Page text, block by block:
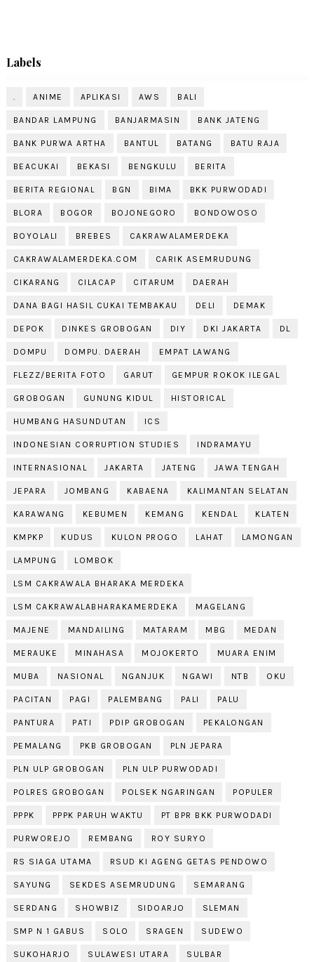
Labels
ANIME APLIKASI AWS BALI
BANDAR LAMPUNG BANJARMASIN BANK JATENG
BANK PURWA ARTHA BANTUL BATANG BATU RAJA
BEACUKAI BEKASI BENGKULU BERITA
BERITA REGIONAL BGN BIMA BKK PURWODADI
BLORA BOGOR BOJONEGORO BONDOWOSO
BOYOLALI BREBES CAKRAWALAMERDEKA
CAKRAWALAMERDEKA.COM CARIK ASEMRUDUNG
CIKARANG CILACAP CITARUM DAERAH
DANA BAGI HASIL CUKAI TEMBAKAU DELI DEMAK
DEPOK DINKES GROBOGAN DIY DKI JAKARTA DL
DOMPU DOMPU. DAERAH EMPAT LAWANG
FLEZZ/BERITA FOTO GARUT GEMPUR ROKOK ILEGAL
GROBOGAN GUNUNG KIDUL HISTORICAL
HUMBANG HASUNDUTAN ICS
INDONESIAN CORRUPTION STUDIES INDRAMAYU
INTERNASIONAL JAKARTA JATENG JAWA TENGAH
JEPARA JOMBANG KABAENA KALIMANTAN SELATAN
KARAWANG KEBUMEN KEMANG KENDAL KLATEN
KMPKP KUDUS KULON PROGO LAHAT LAMONGAN
LAMPUNG LOMBOK
LSM CAKRAWALA BHARAKA MERDEKA
LSM CAKRAWALABHARAKAMERDEKA MAGELANG
MAJENE MANDAILING MATARAM MBG MEDAN
MERAUKE MINAHASA MOJOKERTO MUARA ENIM
MUBA NASIONAL NGANJUK NGAWI NTB OKU
PACITAN PAGI PALEMBANG PALI PALU
PANTURA PATI PDIP GROBOGAN PEKALONGAN
PEMALANG PKB GROBOGAN PLN JEPARA
PLN ULP GROBOGAN PLN ULP PURWODADI
POLRES GROBOGAN POLSEK NGARINGAN POPULER
PPPK PPPK PARUH WAKTU PT BPR BKK PURWODADI
PURWOREJO REMBANG ROY SURYO
RS SIAGA UTAMA RSUD KI AGENG GETAS PENDOWO
SAYUNG SEKDES ASEMRUDUNG SEMARANG
SERDANG SHOWBIZ SIDOARJO SLEMAN
SMP N 1 GABUS SOLO SRAGEN SUDEWO
SUKOHARJO SULAWESI UTARA SULBAR